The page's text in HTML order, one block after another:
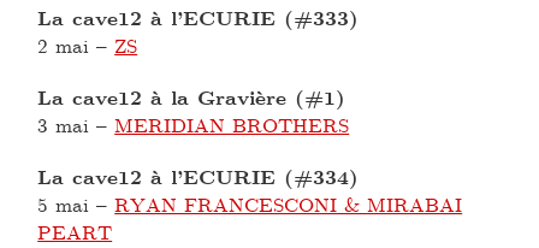
La cave12 à l’ECURIE (#333)
2 mai – ZS
La cave12 à la Gravière (#1)
3 mai –MERIDIAN BROTHERS
La cave12 à l’ECURIE (#334)
5 mai –RYAN FRANCESCONI & MIRABAI
PEART